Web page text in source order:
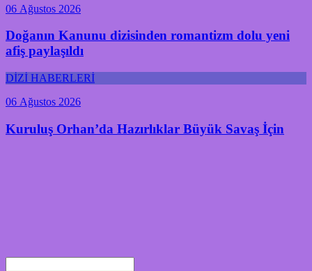
06 Ağustos 2026
Doğanın Kanunu dizisinden romantizm dolu yeni
afiş paylaşıldı
DİZİ HABERLERİ
06 Ağustos 2026
Kuruluş Orhan’da Hazırlıklar Büyük Savaş İçin